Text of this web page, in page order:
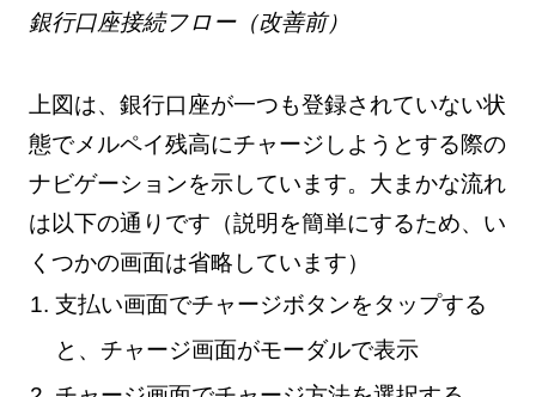
銀行口座接続フロー（改善前）
上図は、銀行口座が一つも登録されていない状
態でメルペイ残高にチャージしようとする際の
ナビゲーションを示しています。大まかな流れ
は以下の通りです（説明を簡単にするため、い
くつかの画面は省略しています）
支払い画面でチャージボタンをタップする
と、チャージ画面がモーダルで表示